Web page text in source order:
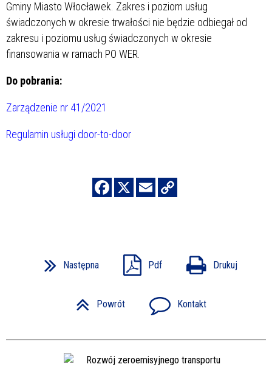
Gminy Miasto Włocławek. Zakres i poziom usług
świadczonych w okresie trwałości nie będzie odbiegał od
zakresu i poziomu usług świadczonych w okresie
finansowania w ramach PO WER.
Do pobrania:
Zarządzenie nr 41/2021
Regulamin usługi door-to-door
Następna Pdf Drukuj
Powrót Kontakt